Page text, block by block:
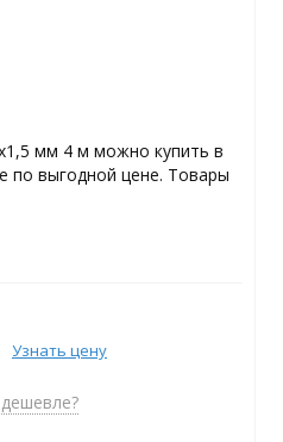
мм 4 м можно купить в
по выгодной цене. Товары
Узнать цену